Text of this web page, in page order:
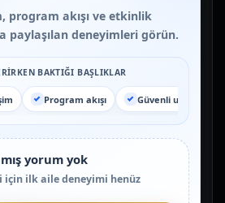
program akışı ve etkinlik
paylaşılan deneyimleri görün.
BAKTIĞI BAŞLIKLAR
Program akışı Güvenli uygulama
yorum yok
için ilk aile deneyimi henüz